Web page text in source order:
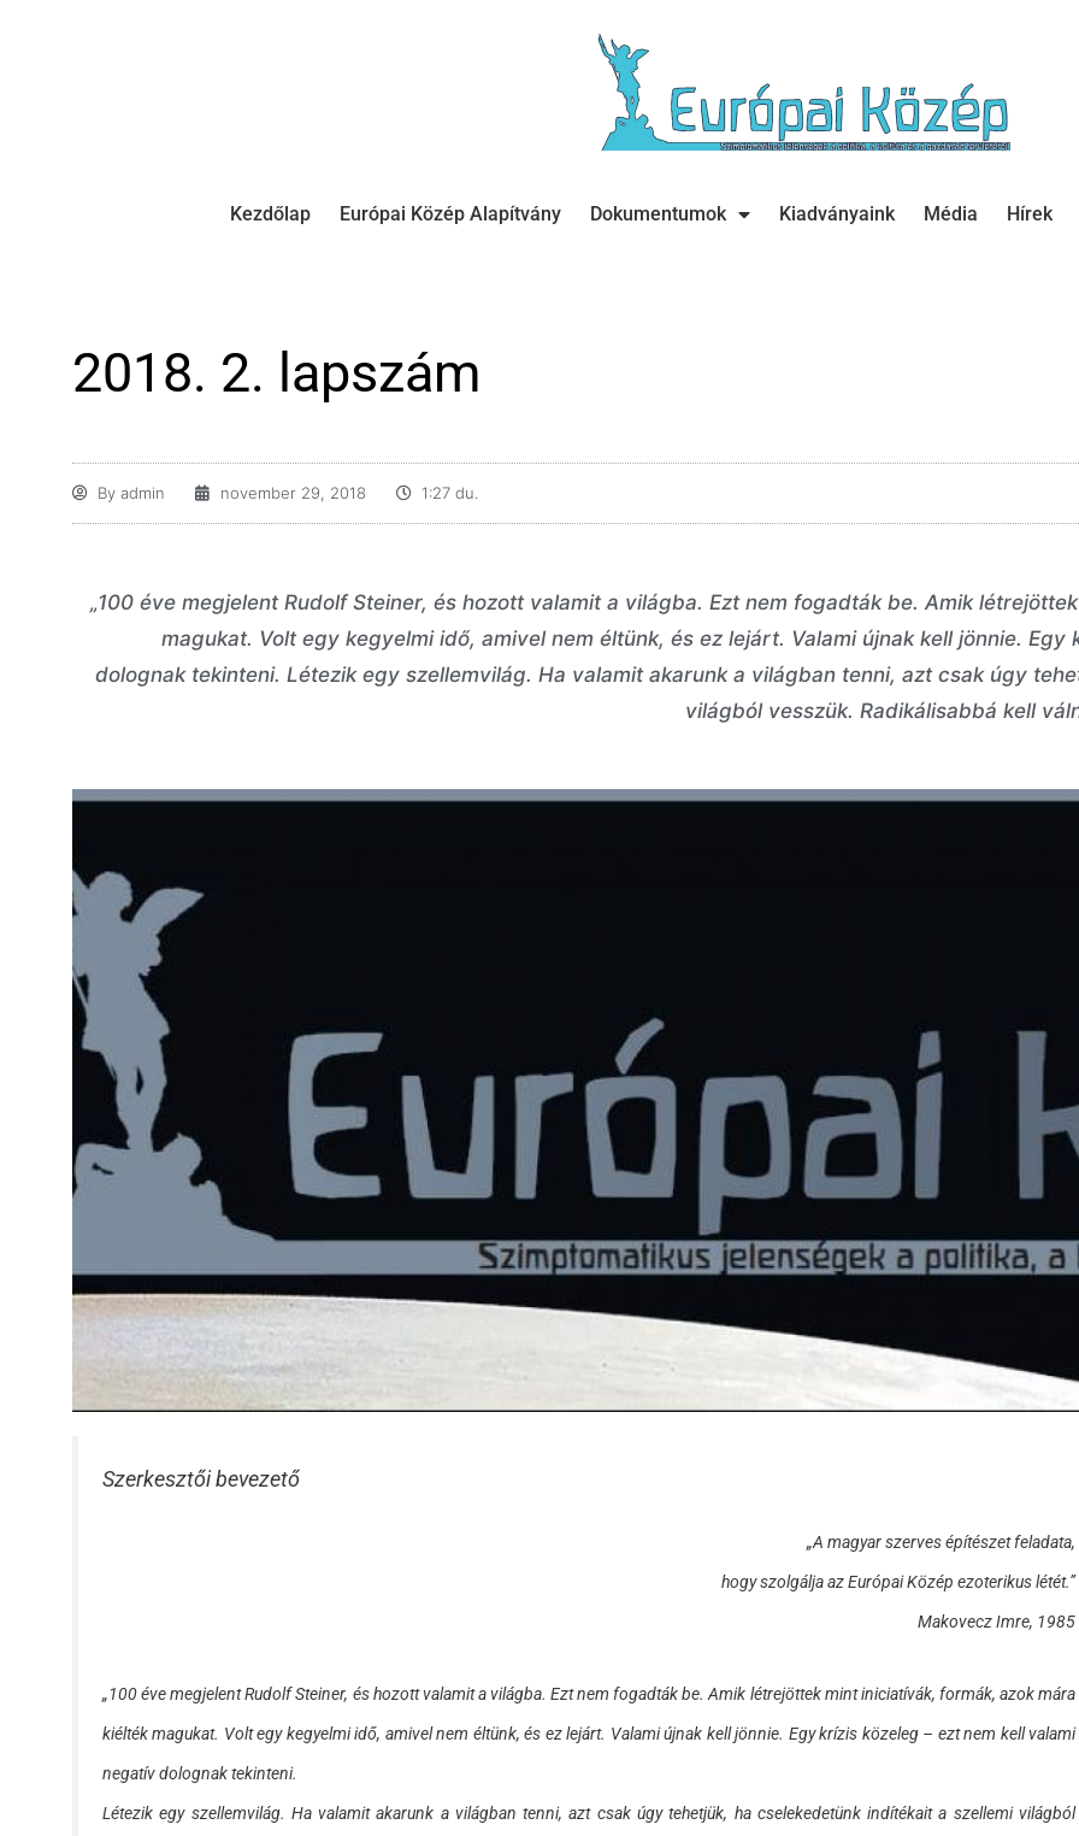
Kezdőlap Európai Közép Alapítvány Dokumentumok Kiadványaink Média Hírek
2018. 2. lapszám
By admin november 29, 2018 1:27 du.
„100 éve megjelent Rudolf Steiner, és hozott valamit a világba. Ezt nem fogadták be. Amik
magukat. Volt egy kegyelmi idő, amivel nem éltünk, és ez lejárt. Valami újnak kell jönnie.
dolognak tekinteni. Létezik egy szellemvilág. Ha valamit akarunk a világban tenni, azt csak úgy
világból vesszük. Radikálisabbá kell
Szerkesztői bevezető
„A magyar szerves építészet feladata,
hogy szolgálja az Európai Közép ezoterikus létét.”
Makovecz Imre, 1985
„100 éve megjelent Rudolf Steiner, és hozott valamit a világba. Ezt nem fogadták be. Amik létrejöttek mint iniciatívák, formák, azok mára
kiélték magukat. Volt egy kegyelmi idő, amivel nem éltünk, és ez lejárt. Valami újnak kell jönnie. Egy krízis közeleg – ezt nem kell valami
negatív dolognak tekinteni.
Létezik egy szellemvilág. Ha valamit akarunk a világban tenni, azt csak úgy tehetjük, ha cselekedetünk indítékait a szellemi világból